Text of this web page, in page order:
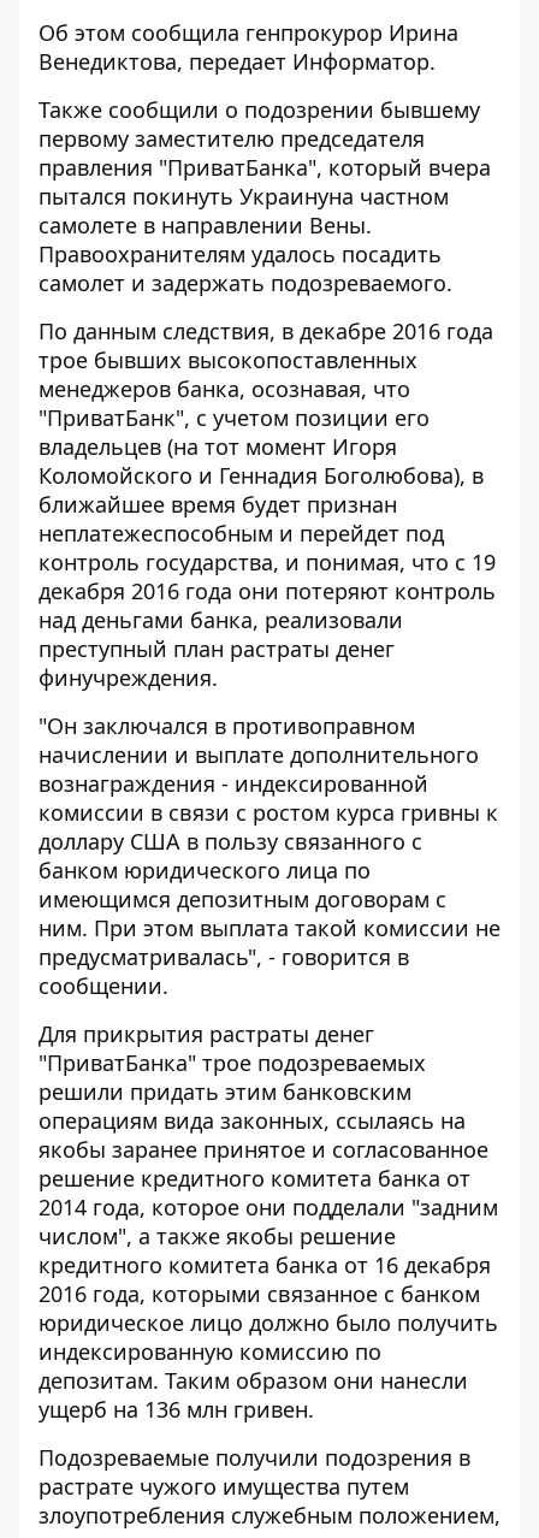
Об этом сообщила генпрокурор Ирина
Венедиктова, передает Информатор.
Также сообщили о подозрении бывшему
первому заместителю председателя
правления "ПриватБанка", который вчера
пытался покинуть Украинуна частном
самолете в направлении Вены.
Правоохранителям удалось посадить
самолет и задержать подозреваемого.
По данным следствия, в декабре 2016 года
трое бывших высокопоставленных
менеджеров банка, осознавая, что
"ПриватБанк", с учетом позиции его
владельцев (на тот момент Игоря
Коломойского и Геннадия Боголюбова), в
ближайшее время будет признан
неплатежеспособным и перейдет под
контроль государства, и понимая, что с 19
декабря 2016 года они потеряют контроль
над деньгами банка, реализовали
преступный план растраты денег
финучреждения.
"Он заключался в противоправном
начислении и выплате дополнительного
вознаграждения - индексированной
комиссии в связи с ростом курса гривны к
доллару США в пользу связанного с
банком юридического лица по
имеющимся депозитным договорам с
ним. При этом выплата такой комиссии не
предусматривалась", - говорится в
сообщении.
Для прикрытия растраты денег
"ПриватБанка" трое подозреваемых
решили придать этим банковским
операциям вида законных, ссылаясь на
якобы заранее принятое и согласованное
решение кредитного комитета банка от
2014 года, которое они подделали "задним
числом", а также якобы решение
кредитного комитета банка от 16 декабря
2016 года, которыми связанное с банком
юридическое лицо должно было получить
индексированную комиссию по
депозитам. Таким образом они нанесли
ущерб на 136 млн гривен.
Подозреваемые получили подозрения в
растрате чужого имущества путем
злоупотребления служебным положением,